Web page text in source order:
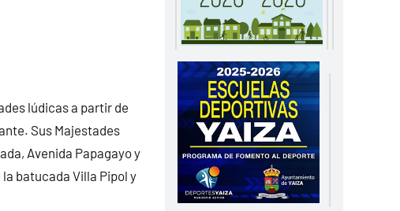
lúdicas a partir de
Sus Majestades
Avenida Papagayo y
batucada Villa Pipol y